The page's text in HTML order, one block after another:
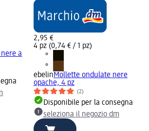
a
2,95 €
4 pz (0,74 € / 1 pz)
ebelinMollette ondulate nere
opache, 4 pz
(2)
Disponibile per la consegna
seleziona il negozio dm